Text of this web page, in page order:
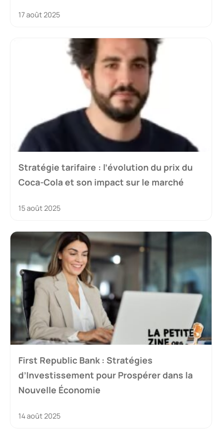
17 août 2025
Stratégie tarifaire : l’évolution du prix du
Coca-Cola et son impact sur le marché
15 août 2025
First Republic Bank : Stratégies
d’Investissement pour Prospérer dans la
Nouvelle Économie
14 août 2025